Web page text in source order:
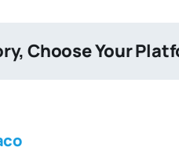
Choose Your